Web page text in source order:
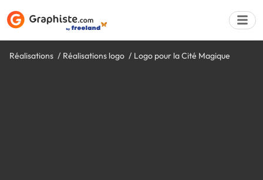
Réalisations Réalisations logo Logo pour la Cité Magique